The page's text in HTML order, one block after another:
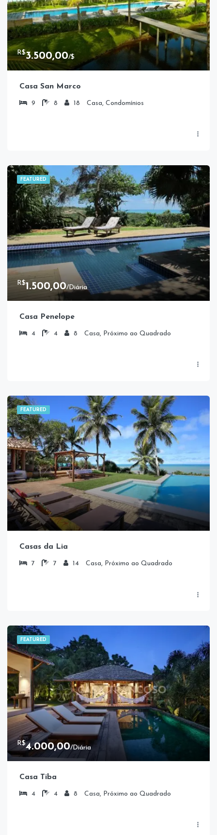
R$3.500,00/$
Casa San Marco
9 8 18 Casa, Condomínios
FEATURED
R$1.500,00/Diária
Casa Penelope
4 4 8 Casa, Próximo ao Quadrado
FEATURED
Casas da Lia
7 7 14 Casa, Próximo ao Quadrado
FEATURED
R$4.000,00/Diária
Casa Tiba
4 4 8 Casa, Próximo ao Quadrado